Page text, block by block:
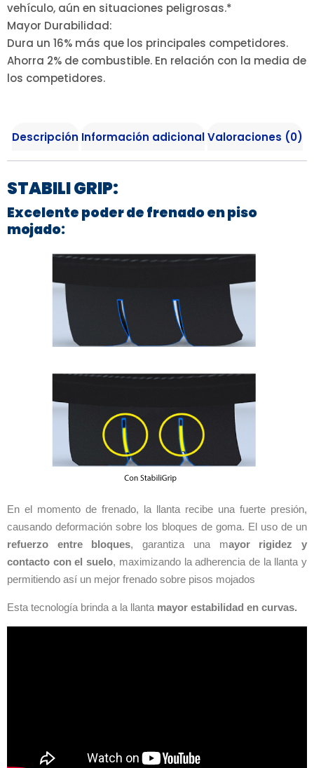
vehículo, aún en situaciones peligrosas.*
Mayor Durabilidad:
Dura un 16% más que los principales competidores.
Ahorra 2% de combustible. En relación con la media de
los competidores.
Descripción Información adicional Valoraciones (0)
STABILI GRIP:
Excelente poder de frenado en piso
mojado:
En el momento de frenado, la llanta recibe una fuerte presión,
causando deformación sobre los bloques de goma. El uso de un
refuerzo entre bloques, garantiza una mayor rigidez y
contacto con el suelo, maximizando la adherencia de la llanta y
permitiendo así un mejor frenado sobre pisos mojados
Esta tecnología brinda a la llanta mayor estabilidad en curvas.